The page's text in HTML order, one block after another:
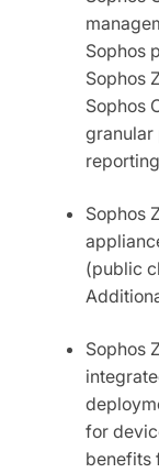
Sophos
Sophos
Sophos
granular
Sophos
(public
Sophos
for
benefits